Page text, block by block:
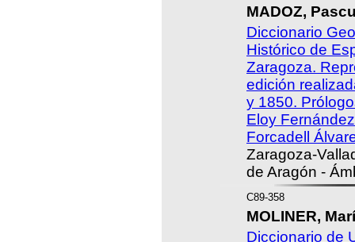
MADOZ,
Diccionario
Histórico de
Zaragoza.
edición
y 1850.
Eloy
Forcadell
Zaragoza-
de Aragón -
C89-358
MOLINER,
Diccionario de